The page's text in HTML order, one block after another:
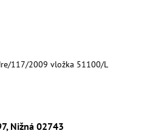
117/2009 vložka 51100/L
Nižná 02743